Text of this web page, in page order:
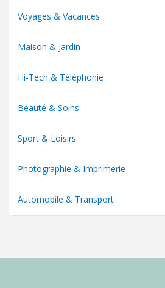
Voyages & Vacances
Maison & Jardin
Hi-Tech & Téléphonie
Beauté & Soins
Sport & Loisirs
Photographie & Imprimerie
Automobile & Transport